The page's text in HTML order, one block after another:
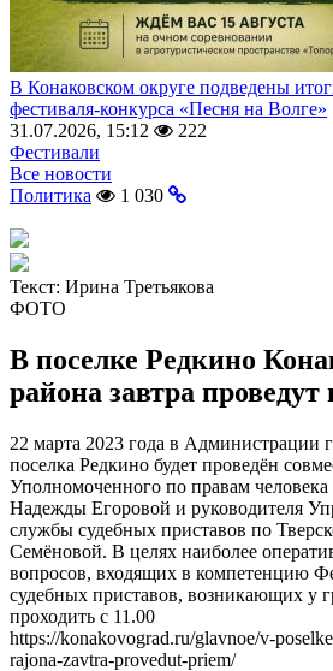
В Конаковском округе подведены
фестиваля-конкурса «Песня на Волге»
31.07.2026, 15:12
222
Фестивали
Все новости
Политика
1 030
Текст: Ирина Третьякова
ФОТО
В поселке Редкино
района завтра
22 марта 2023 года в Администрации
поселка Редкино будет проведён
Уполномоченного по правам человека
Надежды Егоровой и руководителя
службы судебных приставов по
Семёновой. В целях наиболее
вопросов, входящих в компетенцию
судебных приставов, возникающих у
проходить с 11.00
https://konakovograd.ru/glavnoe/v-
rajona-zavtra-provedut-priem/